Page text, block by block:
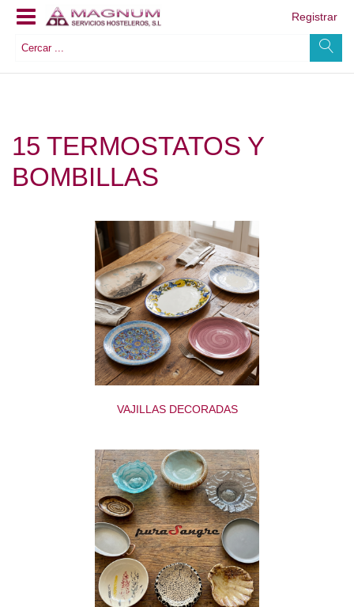
Registrar
15 TERMOSTATOS Y
BOMBILLAS
VAJILLAS DECORADAS